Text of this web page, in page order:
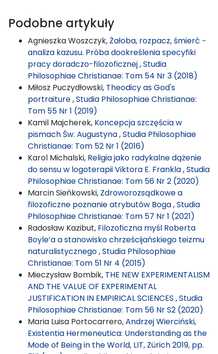
Podobne artykuły
Agnieszka Woszczyk,Żałoba, rozpacz, śmierć −
analiza kazusu. Próba dookreślenia specyfiki
pracy doradczo-filozoficznej,Studia
Philosophiae Christianae: Tom 54 Nr 3 (2018)
Miłosz Puczydłowski, Theodicy as God's
portraiture,Studia Philosophiae Christianae:
Tom 55 Nr 1 (2019)
Kamil Majcherek, Koncepcja szczęścia w
pismach Św. Augustyna,Studia Philosophiae
Christianae: Tom 52 Nr 1 (2016)
Karol Michalski, Religia jako radykalne dążenie
do sensu w logoterapii Viktora E. Frankla,Studia
Philosophiae Christianae: Tom 56 Nr 2 (2020)
Marcin Sieńkowski, Zdroworozsądkowe a
filozoficzne poznanie atrybutów Boga,Studia
Philosophiae Christianae: Tom 57 Nr 1 (2021)
Radosław Kazibut, Filozoficzna myśl Roberta
Boyle’a a stanowisko chrześcijańskiego teizmu
naturalistycznego,Studia Philosophiae
Christianae: Tom 51 Nr 4 (2015)
Mieczysław Bombik, THE NEW EXPERIMENTALISM
AND THE VALUE OF EXPERIMENTAL
JUSTIFICATION IN EMPIRICAL SCIENCES ,Studia
Philosophiae Christianae: Tom 56 Nr S2 (2020)
Maria Luisa Portocarrero,Andrzej Wierciński,
Existentia Hermeneutica: Understanding as the
Mode of Being in the World, LIT, Zürich 2019, pp.